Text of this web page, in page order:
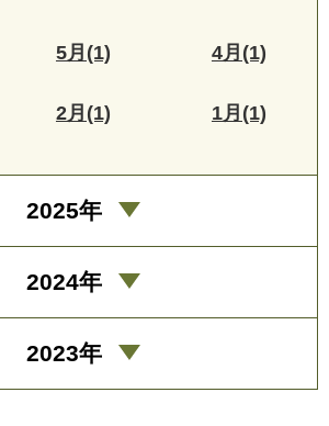
5月(1) 4月(1)
2月(1) 1月(1)
2025年
2024年
2023年